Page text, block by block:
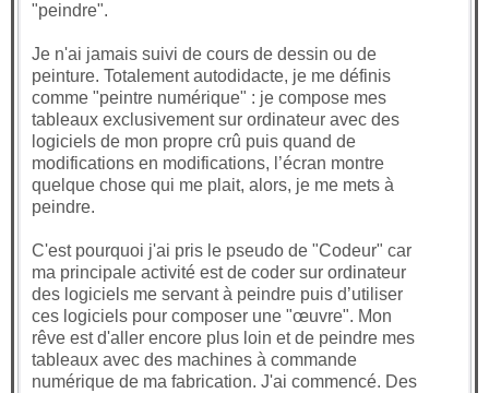
"peindre".
Je n'ai jamais suivi de cours de dessin ou de
peinture. Totalement autodidacte, je me définis
comme "peintre numérique" : je compose mes
tableaux exclusivement sur ordinateur avec des
logiciels de mon propre crû puis quand de
modifications en modifications, l’écran montre
quelque chose qui me plait, alors, je me mets à
peindre.
C'est pourquoi j'ai pris le pseudo de "Codeur" car
ma principale activité est de coder sur ordinateur
des logiciels me servant à peindre puis d’utiliser
ces logiciels pour composer une "œuvre". Mon
rêve est d'aller encore plus loin et de peindre mes
tableaux avec des machines à commande
numérique de ma fabrication. J'ai commencé. Des